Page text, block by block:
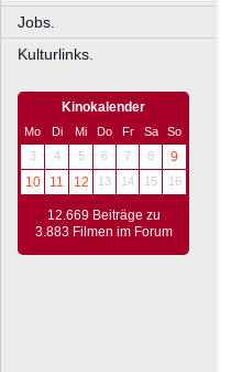
Jobs.
Kulturlinks.
Kinokalender
Mo Di Mi Do Fr Sa
So
3
4 5 6 7 8
9
10
11 12 13 14 15 16
12.669 Beiträge zu
3.883 Filmen im Forum